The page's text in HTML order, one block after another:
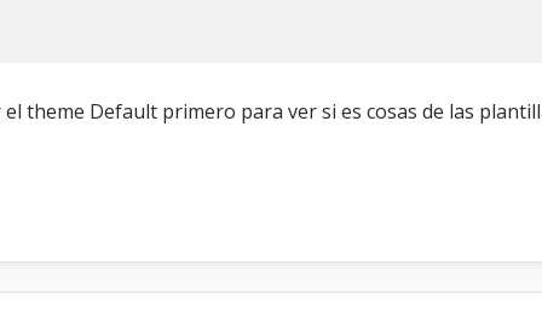
theme Default primero para ver si es cosas de las